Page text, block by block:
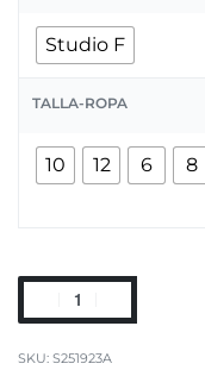
Studio F
TALLA-ROPA
10 12 6 8
S251923A